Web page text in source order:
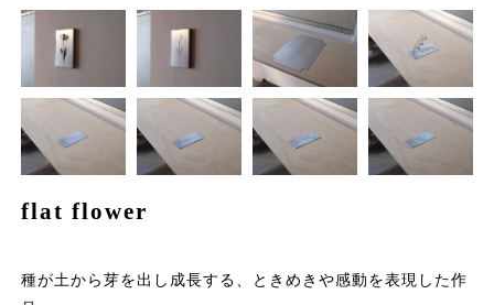
flat flower
種が土から芽を出し成長する、ときめきや感動を表現した作